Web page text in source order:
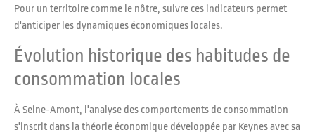
Pour un territoire comme le nôtre, suivre ces indicateurs permet
d'anticiper les dynamiques économiques locales.
Évolution historique des habitudes de
consommation locales
À Seine-Amont, l'analyse des comportements de consommation
s'inscrit dans la théorie économique développée par Keynes avec sa